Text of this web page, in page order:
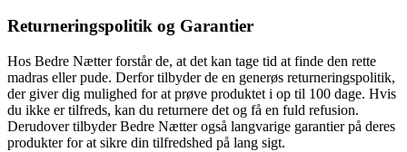
Returneringspolitik og Garantier
Hos Bedre Nætter forstår de, at det kan tage tid at finde den rette
madras eller pude. Derfor tilbyder de en generøs returneringspolitik,
der giver dig mulighed for at prøve produktet i op til 100 dage. Hvis
du ikke er tilfreds, kan du returnere det og få en fuld refusion.
Derudover tilbyder Bedre Nætter også langvarige garantier på deres
produkter for at sikre din tilfredshed på lang sigt.